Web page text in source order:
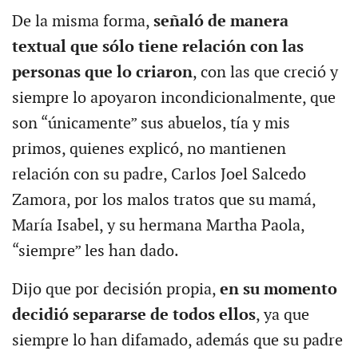
De la misma forma, señaló de manera
textual que sólo tiene relación con las
personas que lo criaron, con las que creció y
siempre lo apoyaron incondicionalmente, que
son “únicamente” sus abuelos, tía y mis
primos, quienes explicó, no mantienen
relación con su padre, Carlos Joel Salcedo
Zamora, por los malos tratos que su mamá,
María Isabel, y su hermana Martha Paola,
“siempre” les han dado.
Dijo que por decisión propia, en su momento
decidió separarse de todos ellos, ya que
siempre lo han difamado, además que su padre